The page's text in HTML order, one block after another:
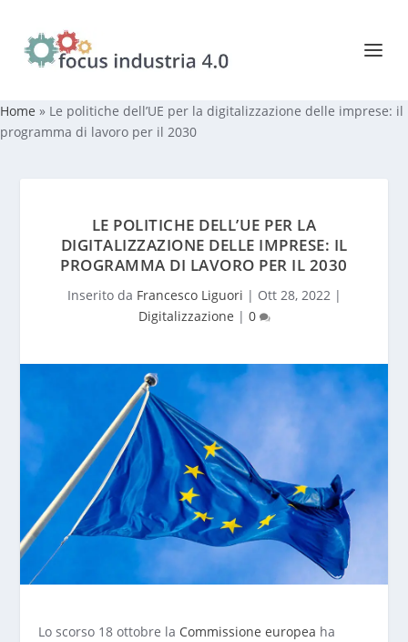
Home » Le politiche dell’UE per la digitalizzazione delle imprese: il
programma di lavoro per il 2030
LE POLITICHE DELL’UE PER LA
DIGITALIZZAZIONE DELLE IMPRESE: IL
PROGRAMMA DI LAVORO PER IL 2030
Inserito da Francesco Liguori | Ott 28, 2022|
Digitalizzazione | 0
Lo scorso 18 ottobre la Commissione europea ha